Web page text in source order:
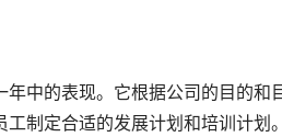
中的表现。它根据公司的目的和
制定合适的发展计划和培训计划。